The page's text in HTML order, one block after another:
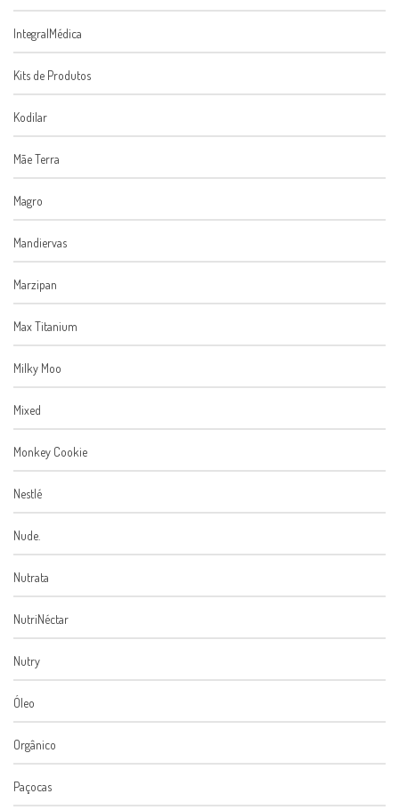
IntegralMédica
Kits de Produtos
Kodilar
Mãe Terra
Magro
Mandiervas
Marzipan
Max Titanium
Milky Moo
Mixed
Monkey Cookie
Nestlé
Nude.
Nutrata
NutriNéctar
Nutry
Óleo
Orgânico
Paçocas